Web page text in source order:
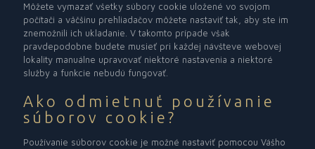
Môžete vymazať všetky súbory cookie uložené vo svojom
počítači a väčšinu prehliadačov môžete nastaviť tak, aby ste im
znemožnili ich ukladanie. V takomto prípade však
pravdepodobne budete musieť pri každej návšteve webovej
lokality manuálne upravovať niektoré nastavenia a niektoré
služby a funkcie nebudú fungovať.
Ako odmietnuť používanie
súborov cookie?
Používanie súborov cookie je možné nastaviť pomocou Vášho